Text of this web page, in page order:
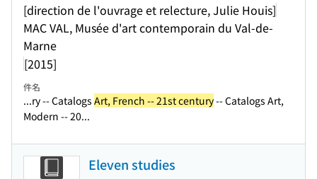
[direction de l'ouvrage et relecture, Julie Houis]
MAC VAL, Musée d'art contemporain du Val-de-
Marne
[2015]
件名
...ry -- Catalogs Art, French -- 21st century-- Catalogs Art,
Modern -- 20...
Eleven studies